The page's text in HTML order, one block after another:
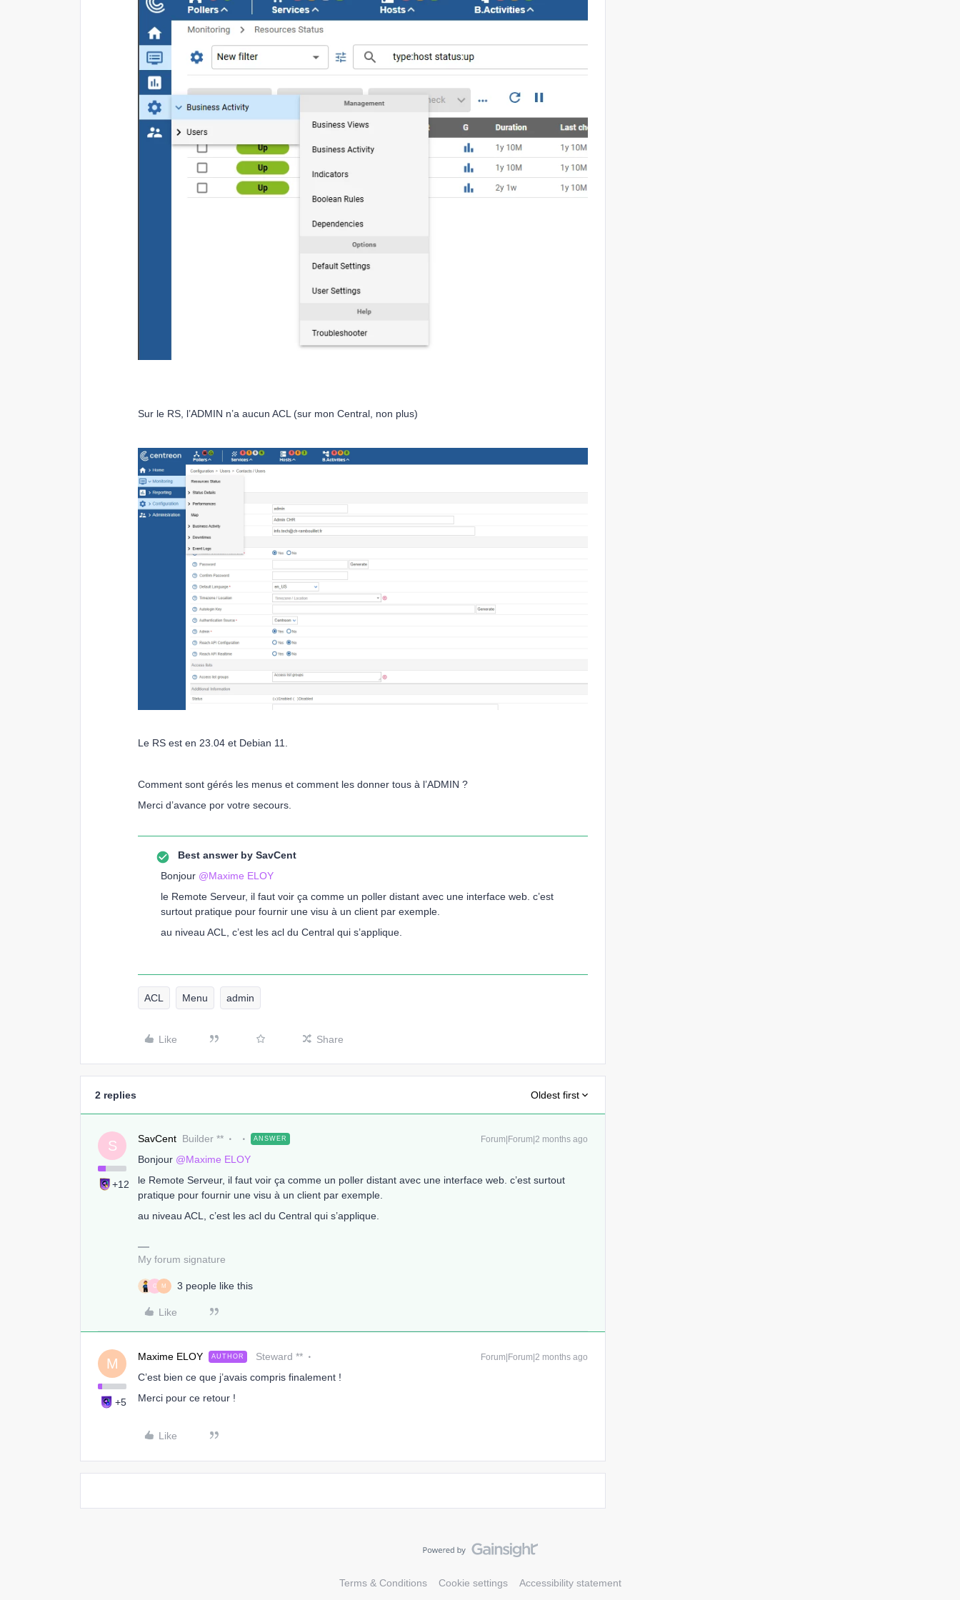
Sur le RS, l’ADMIN n’a aucun ACL (sur mon Central, non plus)
Le RS est en 23.04 et Debian 11.
Comment sont gérés les menus et comment les donner tous à l’ADMIN ?
Merci d’avance por votre secours.
Best answer by SavCent
Bonjour ​ @Maxime ELOY
le Remote Serveur, il faut voir ça comme un poller distant avec une interface web. c’est
surtout pratique pour fournir une visu à un client par exemple.
au niveau ACL, c’est les acl du Central qui s’applique.
ACL Menu admin
Like Share
2 replies Oldest first
S
+12
SavCent Builder ** ANSWER Forum|Forum|2 months ago
Bonjour ​ @Maxime ELOY
le Remote Serveur, il faut voir ça comme un poller distant avec une interface web. c’est surtout
pratique pour fournir une visu à un client par exemple.
au niveau ACL, c’est les acl du Central qui s’applique.
My forum signature
G M 3 people like this
Like
M
+5
Maxime ELOY AUTHOR Steward ** Forum|Forum|2 months ago
C’est bien ce que j’avais compris finalement !
Merci pour ce retour !
Like
Terms & Conditions Cookie settings Accessibility statement